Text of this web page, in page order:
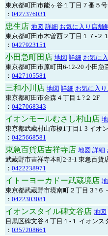
東京都町田市能ヶ谷１丁目７番５
： 0427376031
忠生店 地図 詳細 お気に入り店舗
東京都町田市木曽西２丁目１７-２１
： 0427923151
小田急町田店 地図 詳細 お気に
東京都町田市原町田6-12-20 小田急
： 0427105581
三和小川店 地図 詳細 お気に入
東京都町田市金森４丁目１?２ 2F
： 0427068343
イオンモールむさし村山店
東京都武蔵村山市榎1丁目1-3 イオ
： 0425668581
東急百貨店吉祥寺店 地図 詳細
武蔵野市吉祥寺本町2-3-1 東急百貨
： 0422238971
イトーヨーカドー武蔵境店
東京都武蔵野市境南町２丁目３?６
： 0422303081
イオンスタイル碑文谷店 地図
目黒区碑文谷４丁目１-１ イオンス
： 0357208661